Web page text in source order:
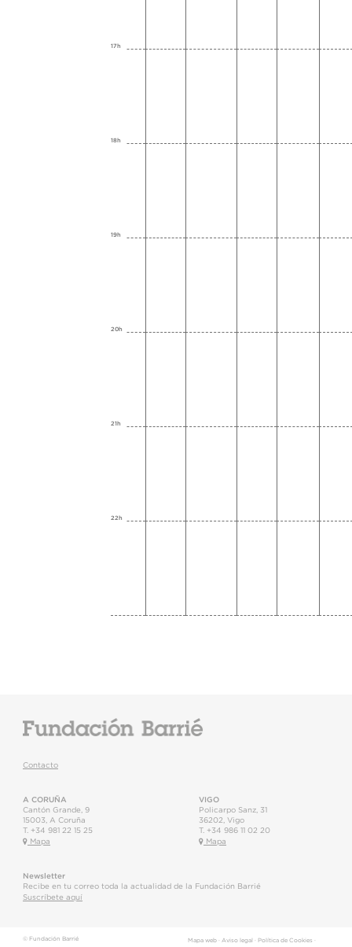
17h
18h
19h
20h
21h
22h
Contacto
A CORUÑA
Cantón Grande, 9
15003
A Coruña
T. +34 981 22 15 25
Mapa
VIGO
Policarpo Sanz, 31
36202 Vigo
T. +34 986 11 02 20
Mapa
Newsletter
Recibe en tu correo toda la actualidad de la Fundación Barrié
Suscríbete aquí
© Fundación Barrié Mapa web· Aviso legal · Política de Cookies ·